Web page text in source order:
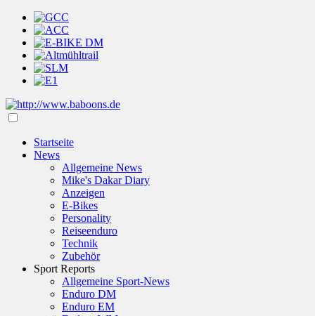
Startseite
News
Allgemeine News
Mike's Dakar Diary
Anzeigen
E-Bikes
Personality
Reiseenduro
Technik
Zubehör
Sport Reports
Allgemeine Sport-News
Enduro DM
Enduro EM